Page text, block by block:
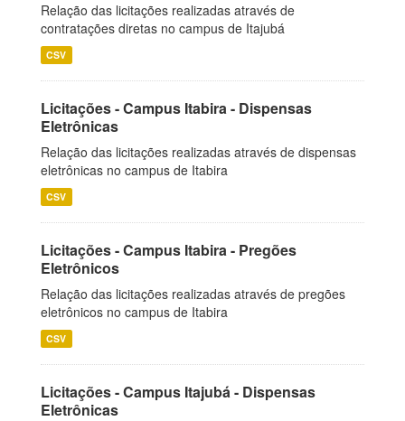
Relação das licitações realizadas através de
contratações diretas no campus de Itajubá
CSV
Licitações - Campus Itabira - Dispensas
Eletrônicas
Relação das licitações realizadas através de dispensas
eletrônicas no campus de Itabira
CSV
Licitações - Campus Itabira - Pregões
Eletrônicos
Relação das licitações realizadas através de pregões
eletrônicos no campus de Itabira
CSV
Licitações - Campus Itajubá - Dispensas
Eletrônicas